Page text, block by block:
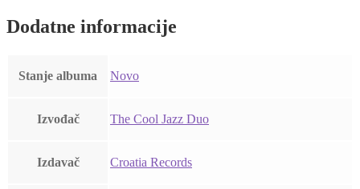
Dodatne informacije
Stanje albuma Novo
Izvođač The Cool Jazz Duo
Izdavač Croatia Records